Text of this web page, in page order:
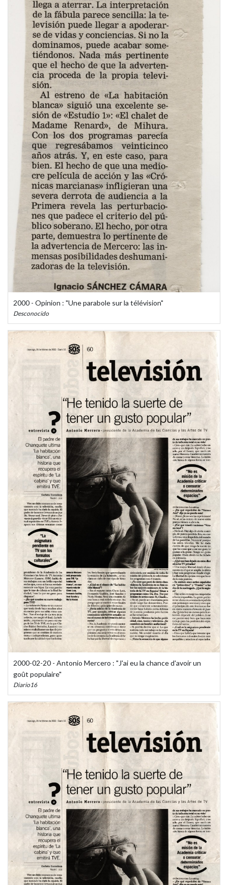
2000 - Opinion : "Une parabole sur la télévision"
Desconocido
2000-02-20 - Antonio Mercero : "J'ai eu la chance d'avoir un
goût populaire"
Diario16